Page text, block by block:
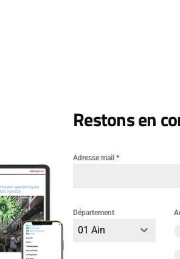
Restons en
Adresse mail *
Département
01 Ain